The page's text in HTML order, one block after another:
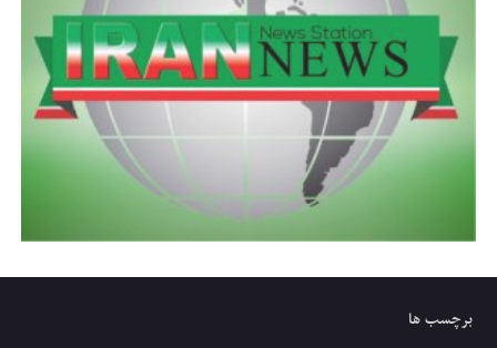
برچسب ها